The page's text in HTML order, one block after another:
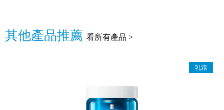
其他產品推薦 看所有產品 >
乳霜